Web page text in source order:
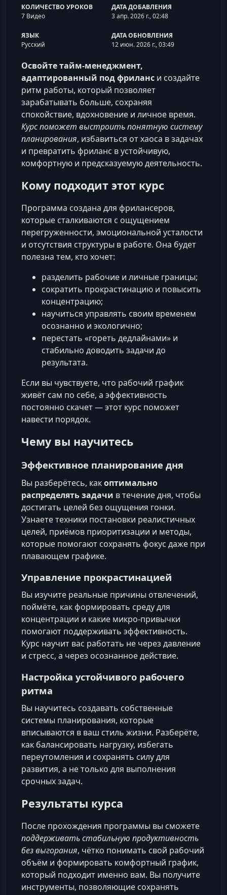
КОЛИЧЕСТВО УРОКОВ
7 Видео
ДАТА ДОБАВЛЕНИЯ
3 апр. 2026 г., 02:48
ЯЗЫК
Русский
ДАТА ОБНОВЛЕНИЯ
12 июн. 2026 г., 03:49
Освойте тайм‑менеджмент,
адаптированный под фриланс и создайте
ритм работы, который позволяет
зарабатывать больше, сохраняя
спокойствие, вдохновение и личное время.
Курс поможет выстроить понятную систему
планирования, избавиться от хаоса в задачах
и превратить фриланс в устойчивую,
комфортную и предсказуемую деятельность.
Кому подходит этот курс
Программа создана для фрилансеров,
которые сталкиваются с ощущением
перегруженности, эмоциональной усталости
и отсутствия структуры в работе. Она будет
полезна тем, кто хочет:
разделить рабочие и личные границы;
сократить прокрастинацию и повысить
концентрацию;
научиться управлять своим временем
осознанно и экологично;
перестать «гореть дедлайнами» и
стабильно доводить задачи до
результата.
Если вы чувствуете, что рабочий график
живёт сам по себе, а эффективность
постоянно скачет — этот курс поможет
навести порядок.
Чему вы научитесь
Эффективное планирование дня
Вы разберётесь, какоптимально
распределять задачи в течение дня, чтобы
достигать целей без ощущения гонки.
Узнаете техники постановки реалистичных
целей, приёмов приоритизации и методы,
которые помогают сохранять фокус даже при
плавающем графике.
Управление прокрастинацией
Вы изучите реальные причины отвлечений,
поймёте, как формировать среду для
концентрации и какие микро‑привычки
помогают поддерживать эффективность.
Курс научит вас работать не через давление
и стресс, а через осознанное действие.
Настройка устойчивого рабочего
ритма
Вы научитесь создавать собственные
системы планирования, которые
вписываются в ваш стиль жизни. Разберёте,
как балансировать нагрузку, избегать
переутомления и сохранять силу для
развития, а не только для выполнения
срочных задач.
Результаты курса
После прохождения программы вы сможете
поддерживать стабильную продуктивность
без выгорания, чётко понимать свой рабочий
объём и формировать комфортный график,
который подходит именно вам. Вы получите
инструменты, позволяющие сохранять